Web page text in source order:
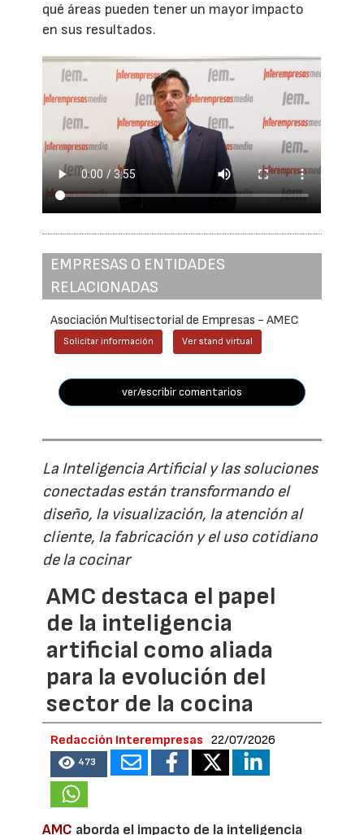
qué áreas pueden tener un mayor impacto
en sus resultados.
EMPRESAS O ENTIDADES
RELACIONADAS
Asociación Multisectorial de Empresas - AMEC
Solicitar información Ver stand virtual
ver/escribir comentarios
La Inteligencia Artificial y las soluciones
conectadas están transformando el
diseño, la visualización, la atención al
cliente, la fabricación y el uso cotidiano
de la cocinar
AMC destaca el papel
de la inteligencia
artificial como aliada
para la evolución del
sector de la cocina
Redacción Interempresas 22/07/2026
473
AMC aborda el impacto de la inteligencia